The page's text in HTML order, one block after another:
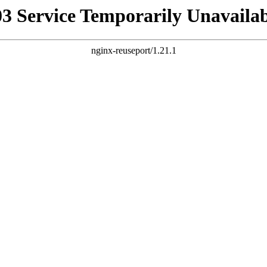
Service Temporarily
nginx-reuseport/1.21.1